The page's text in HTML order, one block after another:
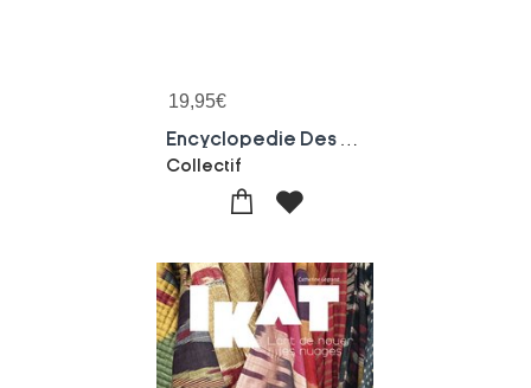
19,95€
Collectif